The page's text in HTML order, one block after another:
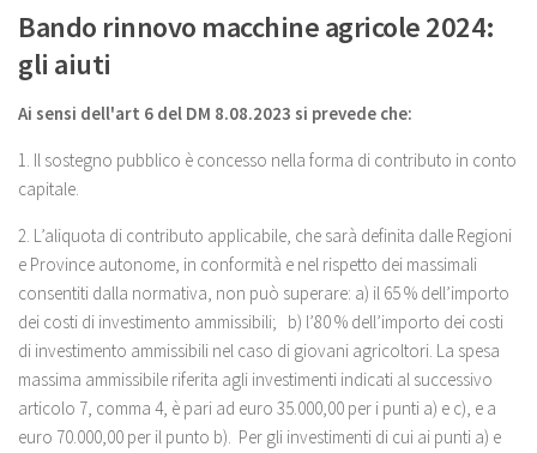
Bando rinnovo macchine agricole 2024:
gli aiuti
Ai sensi dell'art 6 del DM 8.08.2023 si prevede che:
1. Il sostegno pubblico è concesso nella forma di contributo in conto
capitale.
2. L’aliquota di contributo applicabile, che sarà definita dalle Regioni
e Province autonome, in conformità e nel rispetto dei massimali
consentiti dalla normativa, non può superare: a) il 65 % dell’importo
dei costi di investimento ammissibili; b) l’80 % dell’importo dei costi
di investimento ammissibili nel caso di giovani agricoltori. La spesa
massima ammissibile riferita agli investimenti indicati al successivo
articolo 7, comma 4, è pari ad euro 35.000,00 per i punti a) e c), e a
euro 70.000,00 per il punto b). Per gli investimenti di cui ai punti a) e